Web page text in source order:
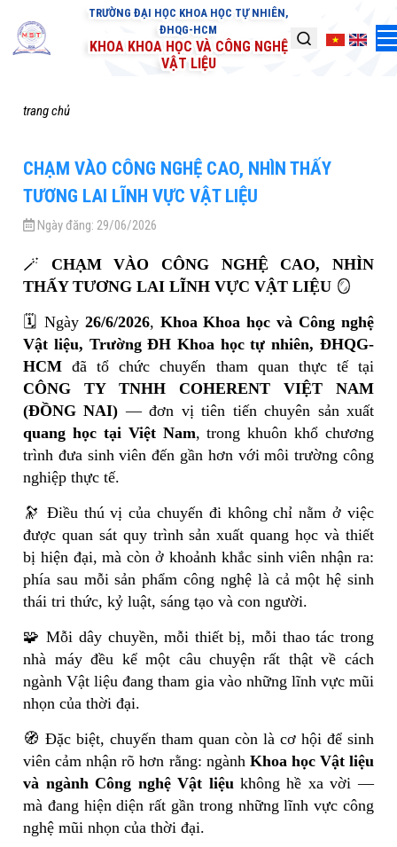
TRƯỜNG ĐẠI HỌC KHOA HỌC TỰ NHIÊN,
ĐHQG-HCM
KHOA KHOA HỌC VÀ CÔNG NGHỆ
VẬT LIỆU
trang chủ
CHẠM VÀO CÔNG NGHỆ CAO, NHÌN THẤY
TƯƠNG LAI LĨNH VỰC VẬT LIỆU
Ngày đăng: 29/06/2026
🪄 CHẠM VÀO CÔNG NGHỆ CAO, NHÌN
THẤY TƯƠNG LAI LĨNH VỰC VẬT LIỆU 🪞
🗓️ Ngày 26/6/2026, Khoa Khoa học và Công nghệ
Vật liệu, Trường ĐH Khoa học tự nhiên, ĐHQG-
HCM đã tổ chức chuyến tham quan thực tế tại
CÔNG TY TNHH COHERENT VIỆT NAM
(ĐỒNG NAI) — đơn vị tiên tiến chuyên sản xuất
quang học tại Việt Nam, trong khuôn khổ chương
trình đưa sinh viên đến gần hơn với môi trường công
nghiệp thực tế.
🔭 Điều thú vị của chuyến đi không chỉ nằm ở việc
được quan sát quy trình sản xuất quang học và thiết
bị hiện đại, mà còn ở khoảnh khắc sinh viên nhận ra:
phía sau mỗi sản phẩm công nghệ là cả một hệ sinh
thái tri thức, kỷ luật, sáng tạo và con người.
🧩 Mỗi dây chuyền, mỗi thiết bị, mỗi thao tác trong
nhà máy đều kể một câu chuyện rất thật về cách
ngành Vật liệu đang tham gia vào những lĩnh vực mũi
nhọn của thời đại.
🧭 Đặc biệt, chuyến tham quan còn là cơ hội để sinh
viên cảm nhận rõ hơn rằng: ngành Khoa học Vật liệu
và ngành Công nghệ Vật liệukhông hề xa vời —
mà đang hiện diện rất gần trong những lĩnh vực công
nghệ mũi nhọn của thời đại.